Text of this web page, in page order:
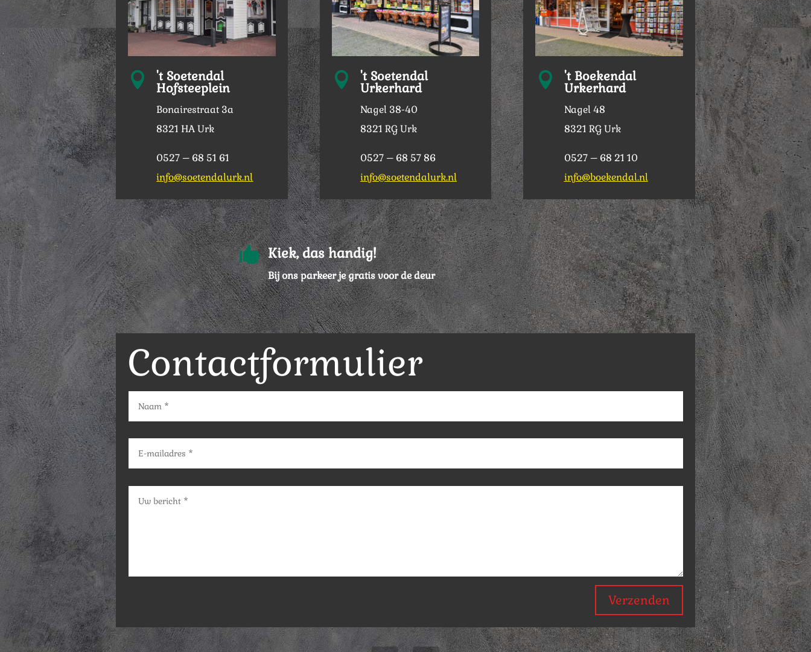
 't Soetendal
Hofsteeplein
Bonairestraat 3a
8321 HA Urk
0527 – 68 51 61
info@soetendalurk.nl
 't Soetendal
Urkerhard
Nagel 38-40
8321 RG Urk
0527 – 68 57 86
info@soetendalurk.nl
 't Boekendal
Urkerhard
Nagel 48
8321 RG Urk
0527 – 68 21 10
info@boekendal.nl
 Kiek, das handig!
Bij ons parkeer je gratis voor de deur
Contactformulier
Verzenden